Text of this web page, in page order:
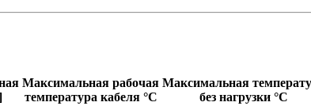
Максимальная рабочая
температура кабеля °С
Максимальная
без нагрузки °С